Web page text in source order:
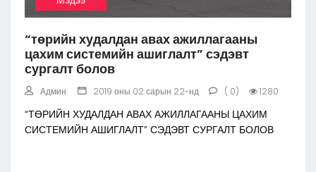
“төрийн худалдан авах ажиллагааны
цахим системийн ашиглалт” сэдэвт
сургалт болов
Админ: 2019 оны 02 сарын 22-нд ( 0) 1280
“ТӨРИЙН ХУДАЛДАН АВАХ АЖИЛЛАГААНЫ ЦАХИМ
СИСТЕМИЙН АШИГЛАЛТ” СЭДЭВТ СУРГАЛТ БОЛОВ